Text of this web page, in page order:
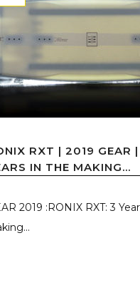
RXT | 2019 GEAR
IN THE MAKING...
2019 :RONIX RXT: 3